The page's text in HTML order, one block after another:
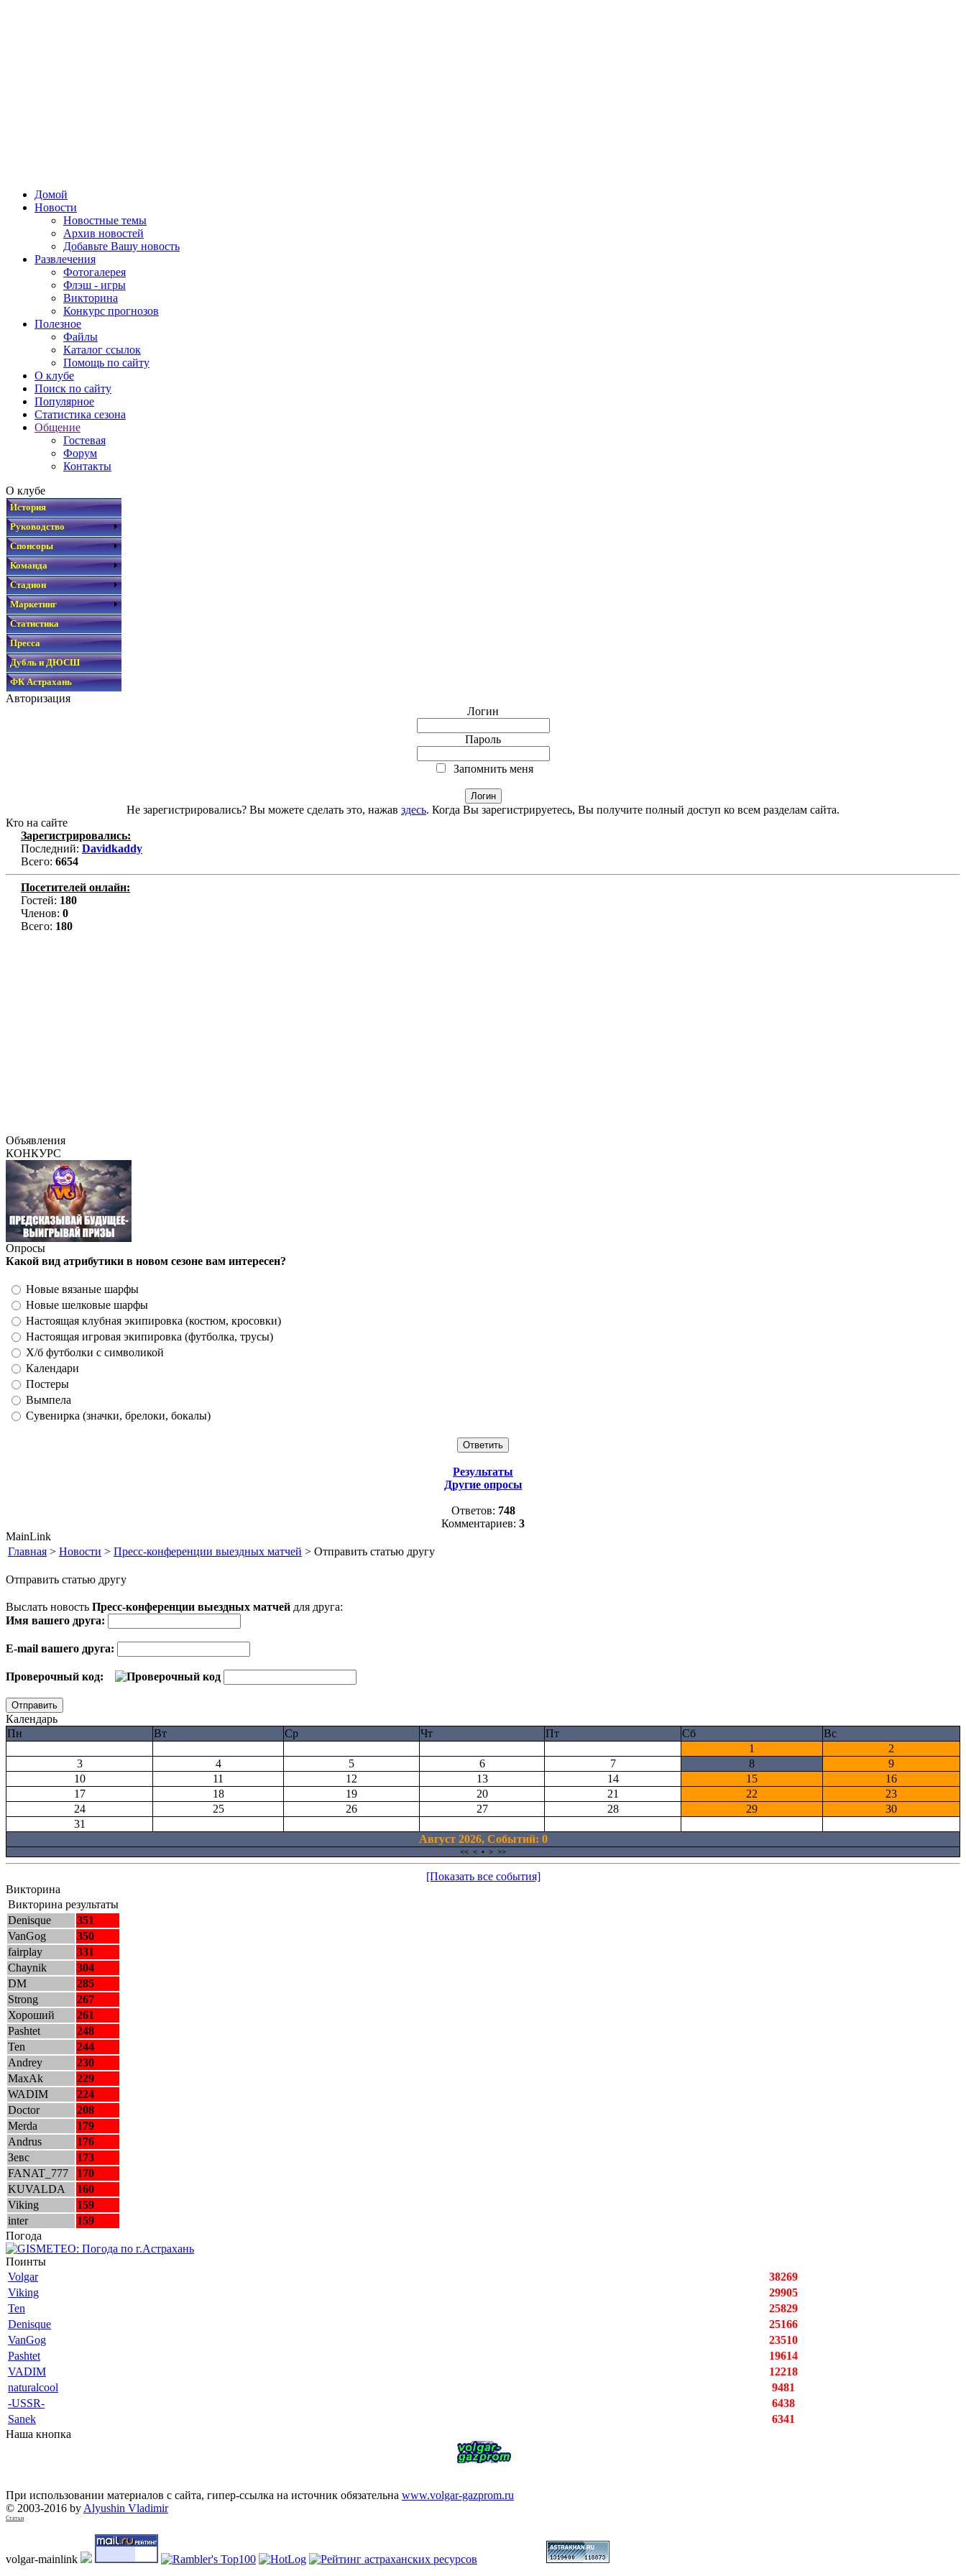
Домой
Новости
Новостные темы
Архив новостей
Добавьте Вашу новость
Развлечения
Фотогалерея
Флэш - игры
Викторина
Конкурс прогнозов
Полезное
Файлы
Каталог ссылок
Помощь по сайту
О клубе
Поиск по сайту
Популярное
Статистика сезона
Общение
Гостевая
Форум
Контакты
О клубе
История
Руководство
Спонсоры
Команда
Стадион
Маркетинг
Статистика
Пресса
Дубль и ДЮСШ
ФК Астрахань
Авторизация
Логин
Пароль
Запомнить меня
Не зарегистрировались? Вы можете сделать это, нажав здесь. Когда Вы зарегистрируетесь, Вы получите полный доступ ко всем разделам сайта.
Кто на сайте
Зарегистрировались:
Последний: Davidkaddy
Всего: 6654
Посетителей онлайн:
Гостей: 180
Членов: 0
Всего: 180
Объявления
КОНКУРС
Опросы
Какой вид атрибутики в новом сезоне вам интересен?
Новые вязаные шарфы
Новые шелковые шарфы
Настоящая клубная экипировка (костюм, кросовки)
Настоящая игровая экипировка (футболка, трусы)
Х/б футболки с символикой
Календари
Постеры
Вымпела
Сувенирка (значки, брелоки, бокалы)
Результаты
Другие опросы
Ответов: 748
Комментариев: 3
MainLink
Главная > Новости > Пресс-конференции выездных матчей > Отправить статью другу
Отправить статью другу
Выслать новость Пресс-конференции выездных матчей для друга:
Имя вашего друга:
E-mail вашего друга:
Проверочный код:
Календарь
Пн
Вт Ср Чт Пт Сб
Вс
1
2
3
4 5 6 7 8
9
10
11 12 13 14 15
16
17
18 19 20 21 22
23
24
25 26 27 28 29
30
31
Август 2026, Cобытий: 0
<< < • > >>
[Показать все события]
Викторина
Викторина результаты
Denisque
351
VanGog
350
fairplay
331
Chaynik
304
DM
285
Strong
267
Хороший
261
Pashtet
248
Ten
244
Andrey
230
MaxAk
229
WADIM
224
Doctor
208
Merda
179
Andrus
176
Зевс
173
FANAT_777
170
KUVALDA
160
Viking
159
inter
159
Погода
Поинты
Volgar
38269
Viking
29905
Ten
25829
Denisque
25166
VanGog
23510
Pashtet
19614
VADIM
12218
naturalcool
9481
-USSR-
6438
Sanek
6341
Наша кнопка
При использовании материалов с сайта, гипер-ссылка на источник обязательна www.volgar-gazprom.ru
© 2003-2016 by Alyushin Vladimir
Статьи
volgar-mainlink